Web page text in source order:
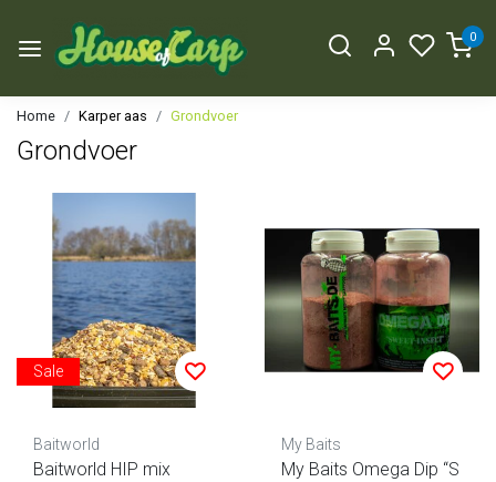
0
Home Karper aas Grondvoer
Grondvoer
Sale
Baitworld
Baitworld HIP mix
My Baits
My Baits Omega Dip “S